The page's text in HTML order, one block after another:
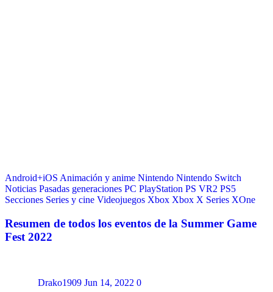
Android+iOS Animación y anime Nintendo Nintendo Switch
Noticias Pasadas generaciones PC PlayStation PS VR2 PS5
Secciones Series y cine Videojuegos Xbox Xbox X Series XOne
Resumen de todos los eventos de la Summer Game
Fest 2022
Drako1909 Jun 14, 2022 0